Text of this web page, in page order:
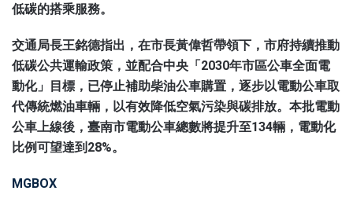
低碳的搭乘服務。
交通局長王銘德指出，在市長黃偉哲帶領下，市府持續推動
低碳公共運輸政策，並配合中央「2030年市區公車全面電
動化」目標，已停止補助柴油公車購置，逐步以電動公車取
代傳統燃油車輛，以有效降低空氣污染與碳排放。本批電動
公車上線後，臺南市電動公車總數將提升至134輛，電動化
比例可望達到28%。
MGBOX